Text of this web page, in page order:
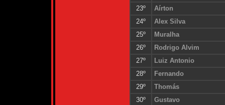
23º
Aírton
24º
Alex Silva
25º
Muralha
26º
Rodrigo Alvim
27º
Luiz Antonio
28º
Fernando
29º
Thomás
30º
Gustavo